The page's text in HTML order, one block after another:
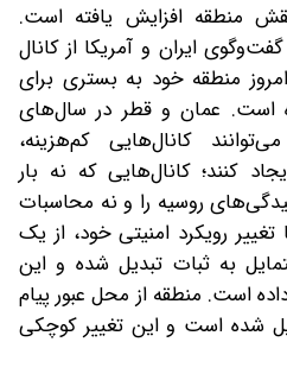
منطقه افزایش یافته است.
ایران و آمریکا از کانال
امروز منطقه خود به بستری برای
است. عمان و قطر در سال‌های
کانال‌هایی کم‌هزینه،
کنند؛ کانال‌هایی که نه بار
روسیه را و نه محاسبات
رویکرد امنیتی خود، از یک
به ثبات تبدیل شده و این
است. منطقه از محل عبور پیام
شده است و این تغییر کوچکی